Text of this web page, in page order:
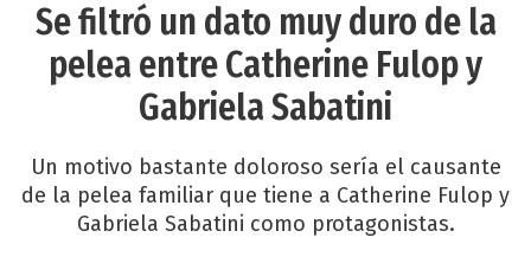
Se filtró un dato muy duro de la
pelea entre Catherine Fulop y
Gabriela Sabatini
Un motivo bastante doloroso sería el causante
de la pelea familiar que tiene a Catherine Fulop y
Gabriela Sabatini como protagonistas.